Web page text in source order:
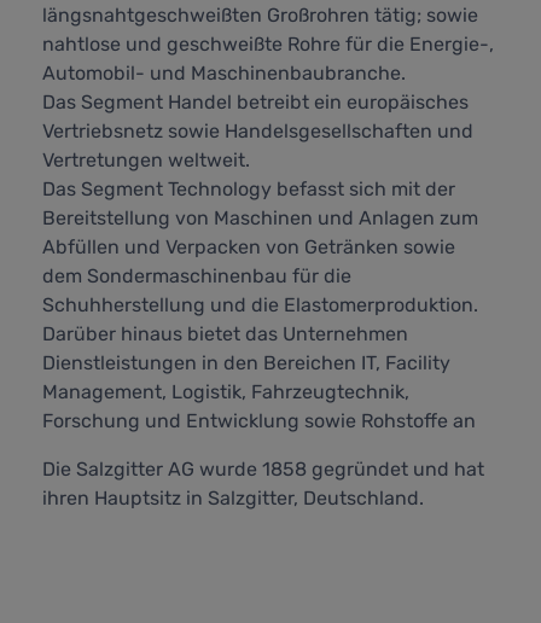
längsnahtgeschweißten Großrohren tätig; sowie
nahtlose und geschweißte Rohre für die Energie-,
Automobil- und Maschinenbaubranche.
Das Segment Handel betreibt ein europäisches
Vertriebsnetz sowie Handelsgesellschaften und
Vertretungen weltweit.
Das Segment Technology befasst sich mit der
Bereitstellung von Maschinen und Anlagen zum
Abfüllen und Verpacken von Getränken sowie
dem Sondermaschinenbau für die
Schuhherstellung und die Elastomerproduktion.
Darüber hinaus bietet das Unternehmen
Dienstleistungen in den Bereichen IT, Facility
Management, Logistik, Fahrzeugtechnik,
Forschung und Entwicklung sowie Rohstoffe an
Die Salzgitter AG wurde 1858 gegründet und hat
ihren Hauptsitz in Salzgitter, Deutschland.